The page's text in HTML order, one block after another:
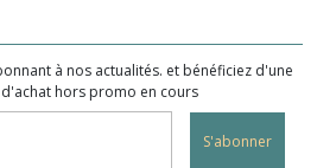
à nos actualités. et bénéficiez d'une
hors promo en cours
S'abonner